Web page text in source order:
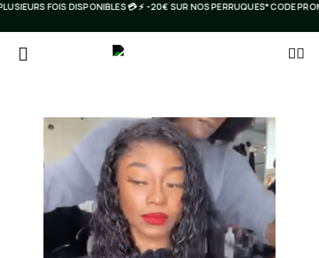
FOIS DISPONIBLES 💳 ⚡️ -20€ SUR NOS PERRUQUES* CODE